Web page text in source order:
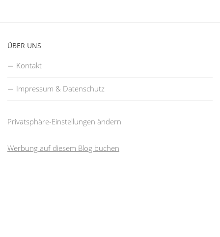
ÜBER UNS
Kontakt
Impressum & Datenschutz
Privatsphäre-Einstellungen ändern
Werbung auf diesem Blog buchen